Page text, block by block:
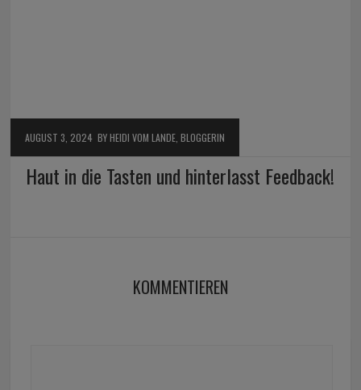
AUGUST 3, 2024 BY HEIDI VOM LANDE, BLOGGERIN
Haut in die Tasten und hinterlasst Feedback!
KOMMENTIEREN